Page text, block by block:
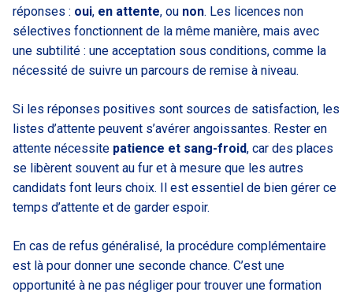
réponses : oui, en attente, ou non. Les licences non
sélectives fonctionnent de la même manière, mais avec
une subtilité : une acceptation sous conditions, comme la
nécessité de suivre un parcours de remise à niveau.
Si les réponses positives sont sources de satisfaction, les
listes d’attente peuvent s’avérer angoissantes. Rester en
attente nécessite patience et sang-froid, car des places
se libèrent souvent au fur et à mesure que les autres
candidats font leurs choix. Il est essentiel de bien gérer ce
temps d’attente et de garder espoir.
En cas de refus généralisé, la procédure complémentaire
est là pour donner une seconde chance. C’est une
opportunité à ne pas négliger pour trouver une formation